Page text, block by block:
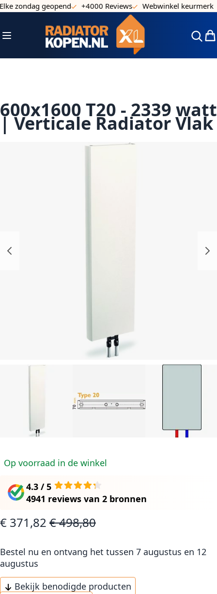
Ga naar de inhoud
zondag geopend +4000 Reviews Webwinkel keurmerk
Toggle Nav
600x1600 T20 - 2339 watt
| Verticale Radiator Vlak
Op voorraad in de winkel
4.3 / 5
4941 reviews van 2 bronnen
Speciale prijs
€ 371,82 Normale prijs
€ 498,80
Bestel nu en ontvang het tussen 7 augustus en 12
augustus
Bekijk benodigde producten